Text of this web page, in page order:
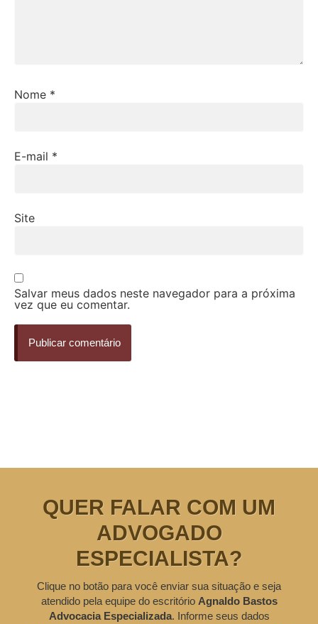
Nome *
E-mail *
Site
Salvar meus dados neste navegador para a próxima
vez que eu comentar.
QUER FALAR COM UM
ADVOGADO
ESPECIALISTA?
Clique no botão para você enviar sua situação e seja
atendido pela equipe do escritório Agnaldo Bastos
Advocacia Especializada. Informe seus dados